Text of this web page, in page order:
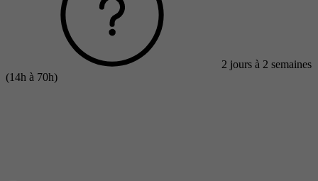
2 jours à 2 semaines
(14h à 70h)